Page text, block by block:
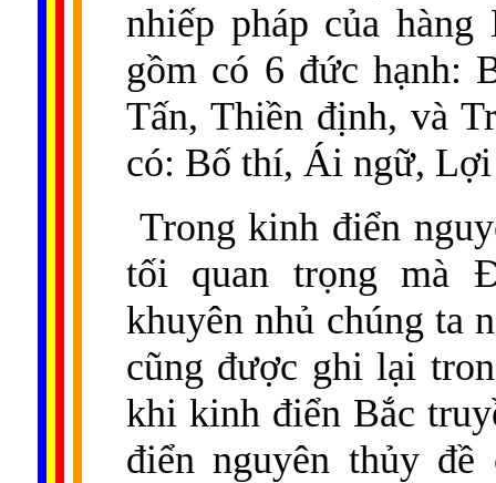
nhiếp pháp của
gồm có 6 đức hạnh:
Tấn, Thiền định, và
có: Bố thí, Ái ngữ,
Trong kinh điển
tối quan trọng mà
khuyên nhủ chúng ta
cũng được ghi lại
khi kinh điển Bắc
điển nguyên thủy đề